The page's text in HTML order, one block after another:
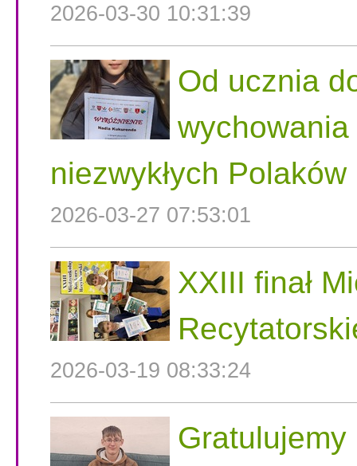
2026-03-30 10:31:39
Od ucznia
niezwykłych Polaków
2026-03-27 07:53:01
XXIII finał
2026-03-19 08:33:24
Gratulujemy